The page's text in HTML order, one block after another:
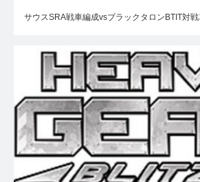
サウスSRA戦車編成vsブラックタロンBTIT対